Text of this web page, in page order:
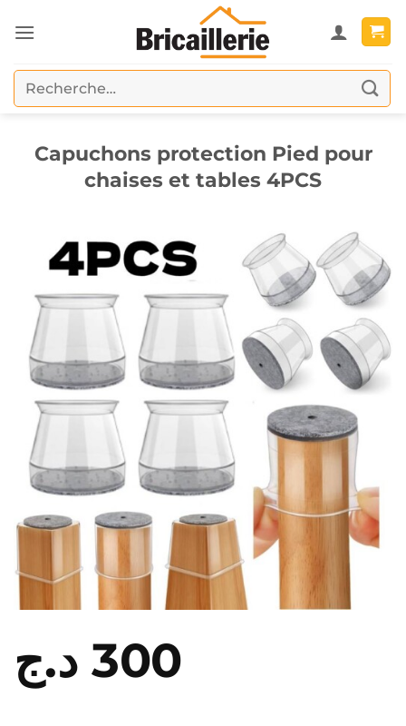
au
Recherche
pour :
Capuchons protection Pied pour
chaises et tables 4PCS
300 د.ج